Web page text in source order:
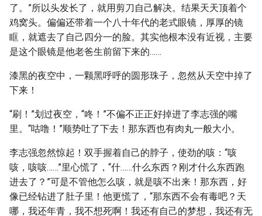
了。”所以头发长了，就用剪刀自己解决。结果天天顶着个
鸡窝头。偏偏还带着一个八十年代的老式眼镜，厚厚的镜
眶，就遮去了自己四分一的脸。其实他根本没有近视，主要
是这个眼镜是他老爸生前留下来的……
漆黑的夜空中，一颗黑呼呼的圆形珠子，忽然从天空中掉了
下来！
“刷！”划过夜空，“咚！”不偏不正正好掉进了李志强的嘴
里。“咕噜！”顺势吐了下去！那东西也有肉丸一般大小。
李志强忽然惊起！双手握着自己的脖子，使劲的咳：“咳
咳，咳咳……”里心慌了，“什……什么东西？刚才什么东西跑
进去了？”可是不管他怎么咳，就是咳不出来！那东西，好
像已经钻进了肚子里！他更慌了，“那东西不会有毒吧？天
哪，我还年青，我不想死啊！我还有自己的梦想，我还有无